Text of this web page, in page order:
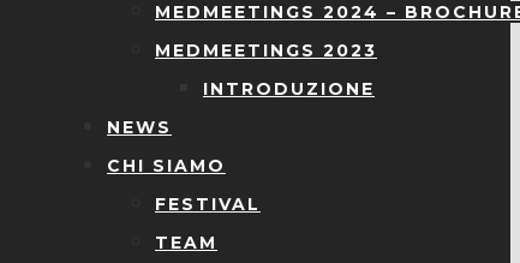
MEDMEETINGS 2024 –
MEDMEETINGS 2023
INTRODUZIONE
NEWS
CHI SIAMO
FESTIVAL
TEAM